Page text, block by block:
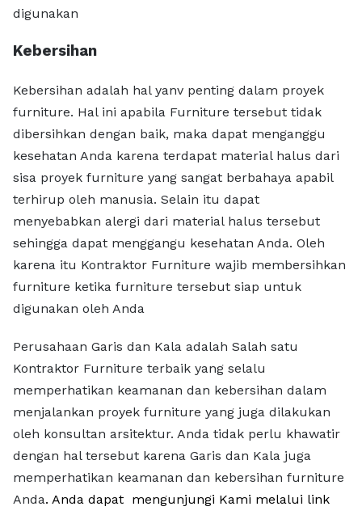
digunakan
Kebersihan
Kebersihan adalah hal yanv penting dalam proyek
furniture. Hal ini apabila Furniture tersebut tidak
dibersihkan dengan baik, maka dapat menganggu
kesehatan Anda karena terdapat material halus dari
sisa proyek furniture yang sangat berbahaya apabil
terhirup oleh manusia. Selain itu dapat
menyebabkan alergi dari material halus tersebut
sehingga dapat menggangu kesehatan Anda. Oleh
karena itu Kontraktor Furniture wajib membersihkan
furniture ketika furniture tersebut siap untuk
digunakan oleh Anda
Perusahaan Garis dan Kala adalah Salah satu
Kontraktor Furniture terbaik yang selalu
memperhatikan keamanan dan kebersihan dalam
menjalankan proyek furniture yang juga dilakukan
oleh konsultan arsitektur. Anda tidak perlu khawatir
dengan hal tersebut karena Garis dan Kala juga
memperhatikan keamanan dan kebersihan furniture
Anda. Anda dapat mengunjungi Kami melalui link